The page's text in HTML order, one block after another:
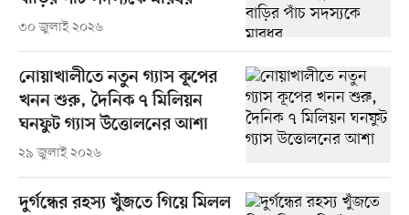
৩০ জুলাই ২০২৬
নোয়াখালীতে নতুন গ্যাস কূপের
খনন শুরু, দৈনিক ৭ মিলিয়ন
ঘনফুট গ্যাস উত্তোলনের আশা
২৯ জুলাই ২০২৬
দুর্গন্ধের রহস্য খুঁজতে গিয়ে মিলল